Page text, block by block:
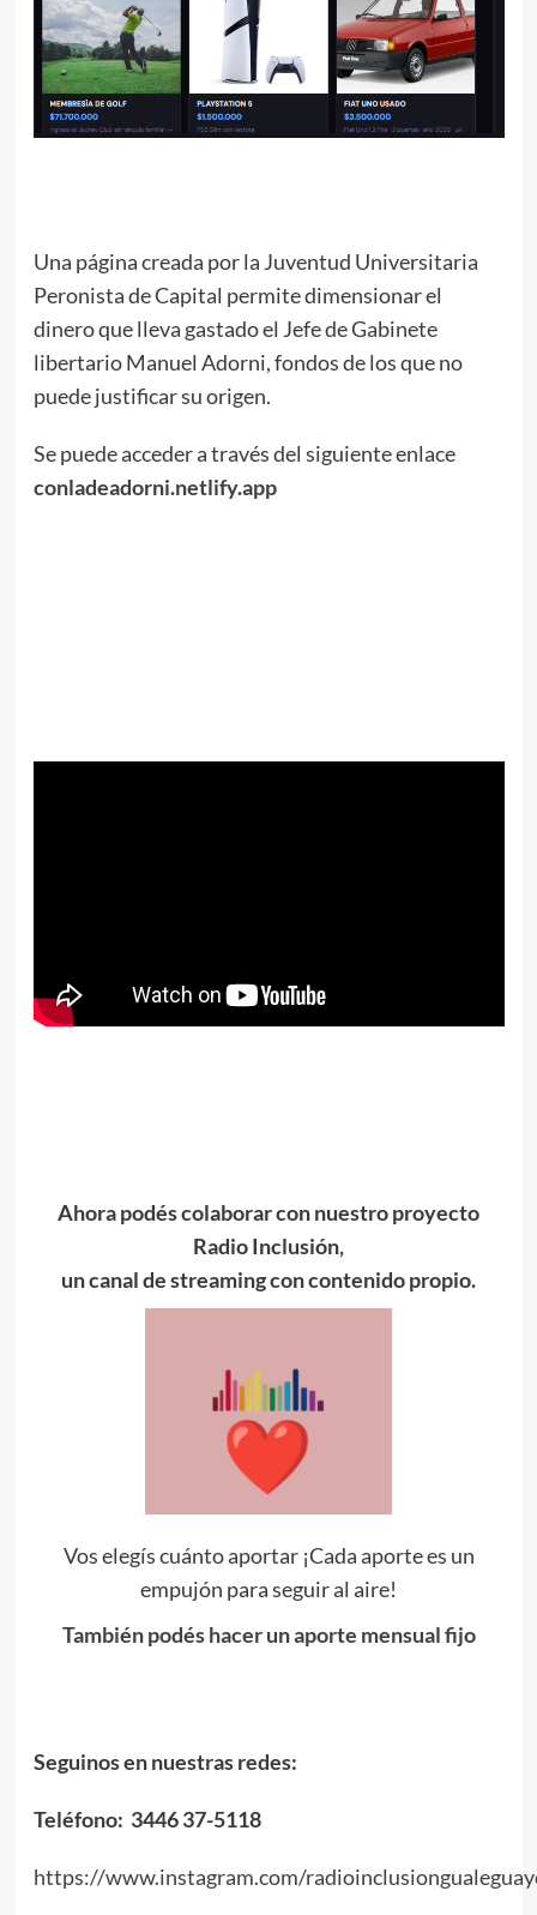
Una página creada por la Juventud Universitaria
Peronista de Capital permite dimensionar el
dinero que lleva gastado el Jefe de Gabinete
libertario Manuel Adorni, fondos de los que no
puede justificar su origen.
Se puede acceder a través del siguiente enlace
conladeadorni.netlify.app
Ahora podés colaborar con nuestro proyecto
Radio Inclusión,
un canal de streaming con contenido propio.
Vos elegís cuánto aportar ¡Cada aporte es un
empujón para seguir al aire!
También podés hacer un aporte mensual fijo
Seguinos en nuestras redes:
Teléfono: 3446 37-5118
https://www.instagram.com/